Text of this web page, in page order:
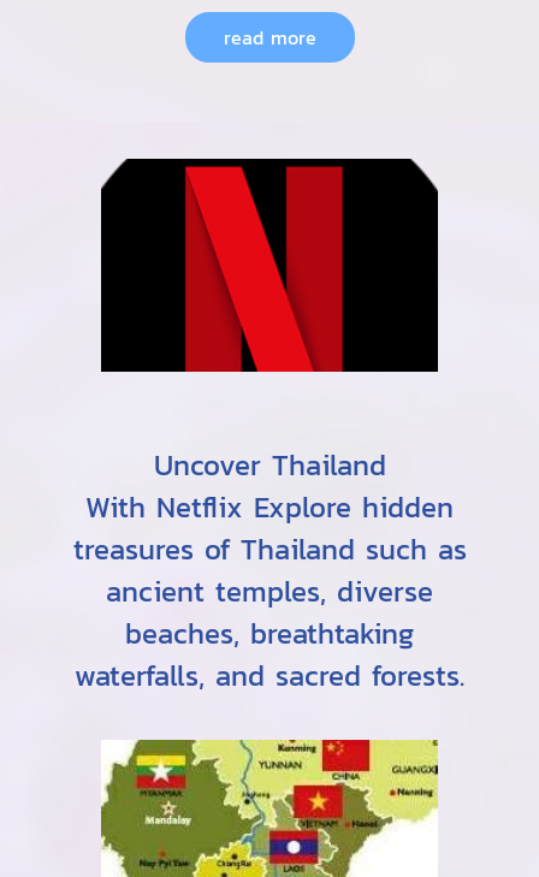
read more
Uncover Thailand
With Netflix Explore hidden
treasures of Thailand such as
ancient temples, diverse
beaches, breathtaking
waterfalls, and sacred forests.